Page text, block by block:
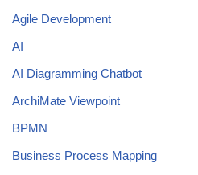
Agile Development
AI
AI Diagramming Chatbot
ArchiMate Viewpoint
BPMN
Business Process Mapping